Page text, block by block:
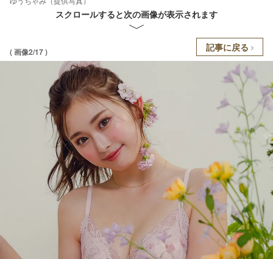
スクロールすると次の画像が表示されます
( 画像2/17 ) 記事に戻る